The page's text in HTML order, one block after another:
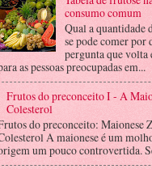
consumo comum
Qual a quantidade
se pode comer por
pergunta que volta
as pessoas preocupadas em...
Frutos do preconceito I - A
Colesterol
do preconceito: Maionese
A maionese é um
um pouco controvertida.